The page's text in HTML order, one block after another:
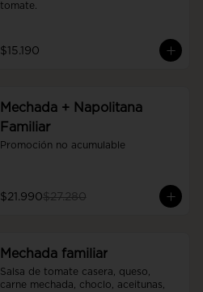
tomate.
$15.190
Mechada + Napolitana
Familiar
Promoción no acumulable
$21.990$27.280
Mechada familiar
Salsa de tomate casera, queso,
carne mechada, choclo, aceitunas,